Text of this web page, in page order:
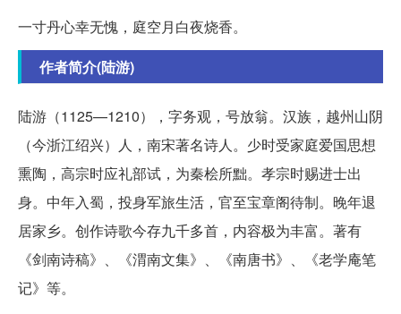
一寸丹心幸无愧，庭空月白夜烧香。
作者简介(陆游)
陆游（1125—1210），字务观，号放翁。汉族，越州山阴
（今浙江绍兴）人，南宋著名诗人。少时受家庭爱国思想
熏陶，高宗时应礼部试，为秦桧所黜。孝宗时赐进士出
身。中年入蜀，投身军旅生活，官至宝章阁待制。晚年退
居家乡。创作诗歌今存九千多首，内容极为丰富。著有
《剑南诗稿》、《渭南文集》、《南唐书》、《老学庵笔
记》等。